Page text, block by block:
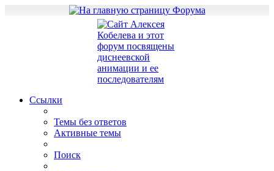
Ссылки
Темы без ответов
Активные темы
Поиск